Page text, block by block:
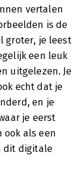
vertalen
is de
groter, je leest
een leuk
uitgelezen. Je
echt dat je
en je
je eerst
ook als een
dit digitale